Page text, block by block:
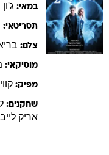
במאי: ג'ון
תסריטאי:
צלם:
מוסיקאי:
מפיק:
שחקנים:
אריק